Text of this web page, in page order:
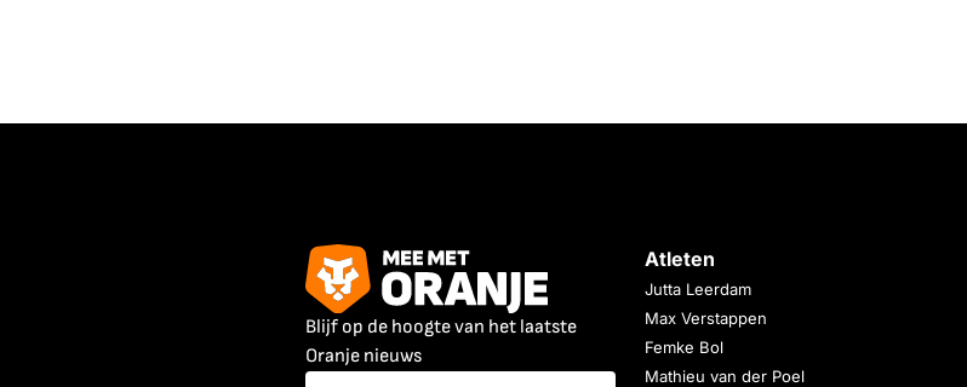
Blijf op de hoogte van het laatste
Oranje nieuws
Atleten
Jutta Leerdam
Max Verstappen
Femke Bol
Mathieu van der Poel